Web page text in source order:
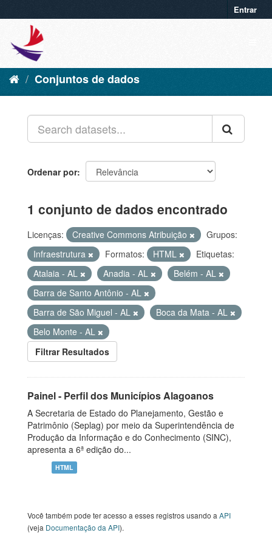
Entrar
Conjuntos de dados
Ordenar por
1 conjunto de dados encontrado
Licenças: Creative Commons Atribuição
Grupos:
Infraestrutura
Formatos: HTML
Etiquetas:
Atalaia - AL
Anadia - AL
Belém - AL
Barra de Santo Antônio - AL
Barra de São Miguel - AL
Boca da Mata - AL
Belo Monte - AL
Filtrar Resultados
Painel - Perfil dos Municípios Alagoanos
A Secretaria de Estado do Planejamento, Gestão e
Patrimônio (Seplag) por meio da Superintendência de
Produção da Informação e do Conhecimento (SINC),
apresenta a 6ª edição do...
HTML
Você também pode ter acesso a esses registros usando a API
(veja Documentação da API).